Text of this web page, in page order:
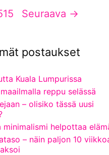
Seuraava →
postaukset
Kuala Lumpurissa
reppu selässä
– olisiko tässä uusi
minimalismi helpottaa
– näin paljon 10